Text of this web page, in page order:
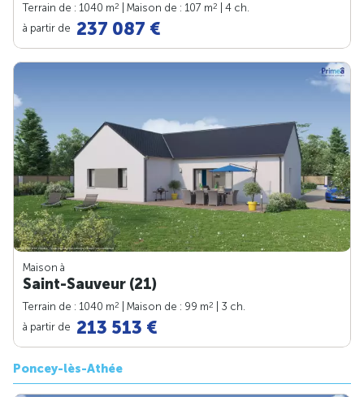
Terrain de : 1040 m2 | Maison de : 107 m2
| 4 ch.
à partir de 237 087 €
Maison à
Saint-Sauveur (21)
Terrain de : 1040 m2 | Maison de : 99 m2
| 3 ch.
à partir de 213 513 €
Poncey-lès-Athée